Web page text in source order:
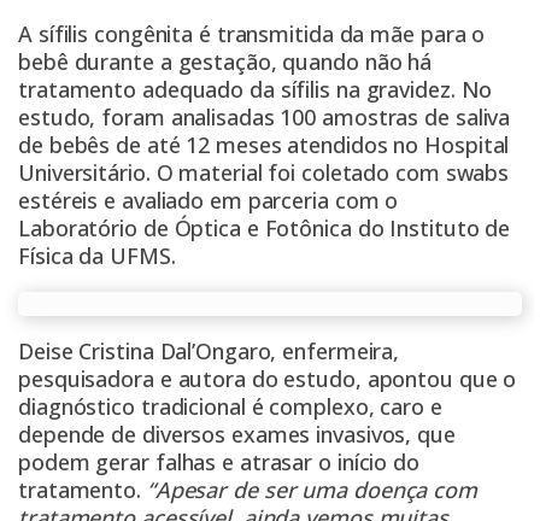
A sífilis congênita é transmitida da mãe para o
bebê durante a gestação, quando não há
tratamento adequado da sífilis na gravidez. No
estudo, foram analisadas 100 amostras de saliva
de bebês de até 12 meses atendidos no Hospital
Universitário. O material foi coletado com swabs
estéreis e avaliado em parceria com o
Laboratório de Óptica e Fotônica do Instituto de
Física da UFMS.
Deise Cristina Dal’Ongaro, enfermeira,
pesquisadora e autora do estudo, apontou que o
diagnóstico tradicional é complexo, caro e
depende de diversos exames invasivos, que
podem gerar falhas e atrasar o início do
tratamento. “Apesar de ser uma doença com